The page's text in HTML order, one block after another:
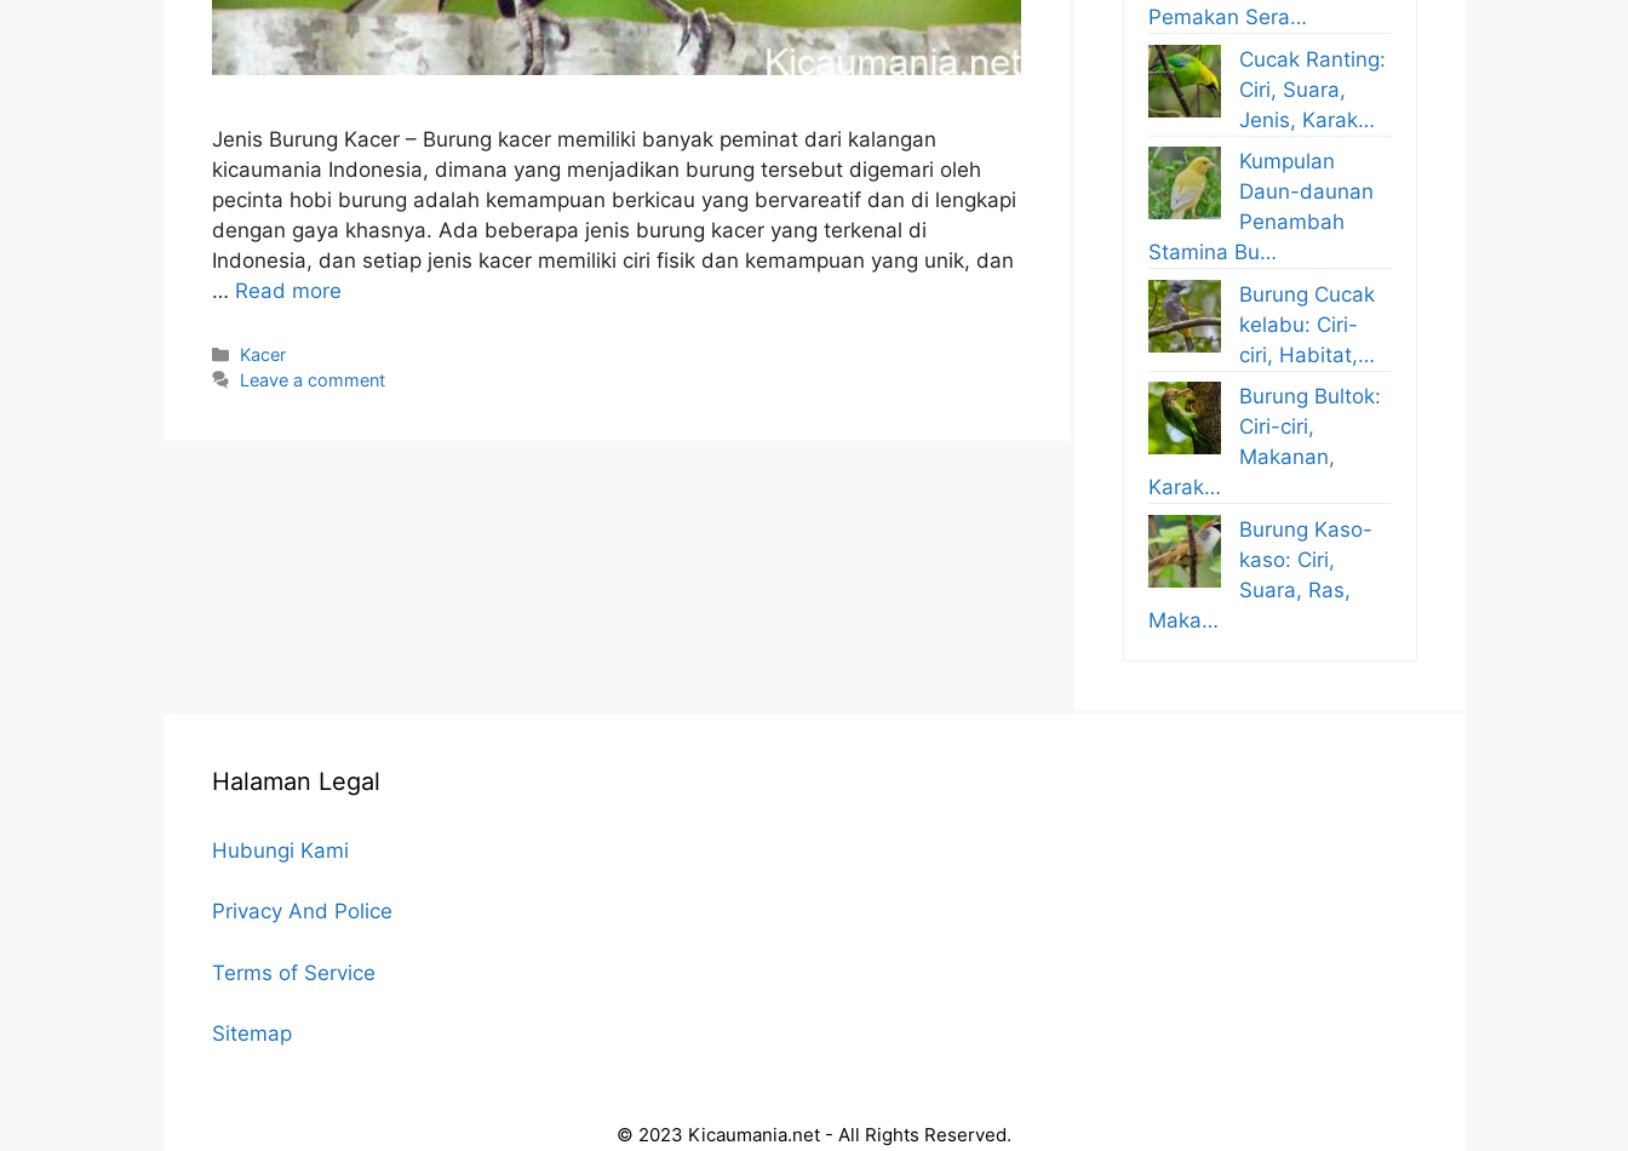
Jenis Burung Kacer – Burung kacer memiliki banyak peminat dari kalangan
kicaumania Indonesia, dimana yang menjadikan burung tersebut digemari oleh
pecinta hobi burung adalah kemampuan berkicau yang bervareatif dan di lengkapi
dengan gaya khasnya. Ada beberapa jenis burung kacer yang terkenal di
Indonesia, dan setiap jenis kacer memiliki ciri fisik dan kemampuan yang unik, dan
… Read more
Categories
Kacer
Leave a comment
Pemakan Sera…
Cucak Ranting:
Ciri, Suara,
Jenis, Karak…
Kumpulan
Daun-daunan
Penambah
Stamina Bu…
Burung Cucak
kelabu: Ciri-
ciri, Habitat,…
Burung Bultok:
Ciri-ciri,
Makanan,
Karak…
Burung Kaso-
kaso: Ciri,
Suara, Ras,
Maka…
Halaman Legal
Hubungi Kami
Privacy And Police
Terms of Service
Sitemap
© 2023 Kicaumania.net - All Rights Reserved.